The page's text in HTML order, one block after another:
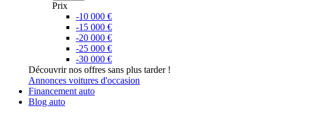
Prix
-10 000 €
-15 000 €
-20 000 €
-25 000 €
-30 000 €
Découvrir nos offres sans plus tarder !
Annonces voitures d'occasion
Financement auto
Blog auto